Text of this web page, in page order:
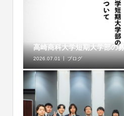
高崎商科大学短期大学部の
2026.07.01 ブログ